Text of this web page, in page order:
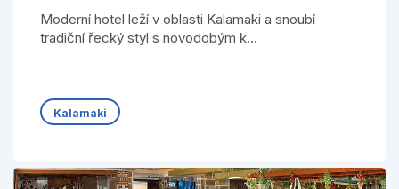
Moderní hotel leží v oblasti Kalamaki a snoubí
tradiční řecký styl s novodobým k...
Kalamaki